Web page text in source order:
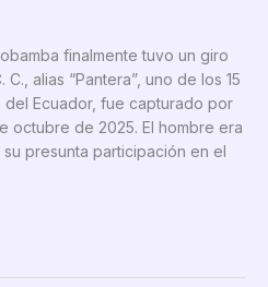
finalmente tuvo un giro
alias “Pantera”, uno de los 15
del Ecuador, fue capturado por
octubre de 2025. El hombre era
presunta participación en el